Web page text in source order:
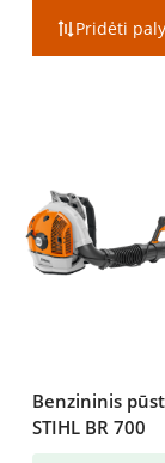
Pridėti
Benzininis
STIHL BR 700